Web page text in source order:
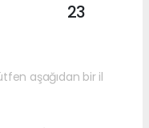
23
aşağıdan bir il